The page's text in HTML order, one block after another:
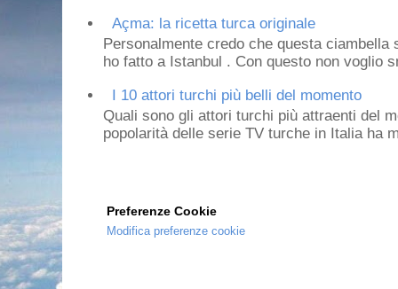
Açma: la ricetta turca originale
Personalmente credo che questa
ho fatto a Istanbul . Con questo non voglio
I 10 attori turchi più belli del momento
Quali sono gli attori turchi più attraenti del
popolarità delle serie TV turche in Italia ha
Preferenze Cookie
Modifica preferenze cookie